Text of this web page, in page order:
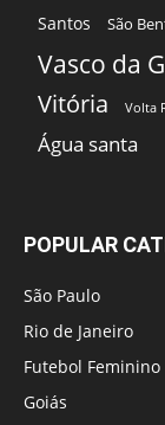
Santos
São
Vasco da
Vitória Volta
Água santa
POPULAR
São Paulo
Rio de Janeiro
Futebol Feminino
Goiás